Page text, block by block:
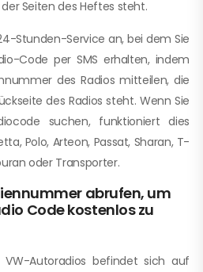
Seiten des Heftes steht.
Stunden-Service an, bei dem Sie
Code per SMS erhalten, indem
des Radios mitteilen, die
des Radios steht. Wenn Sie
suchen, funktioniert dies
Polo, Arteon, Passat, Sharan, T-
oder Transporter.
abrufen, um
Code kostenlos zu
VW-Autoradios befindet sich auf